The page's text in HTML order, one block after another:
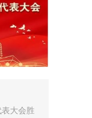
大会胜